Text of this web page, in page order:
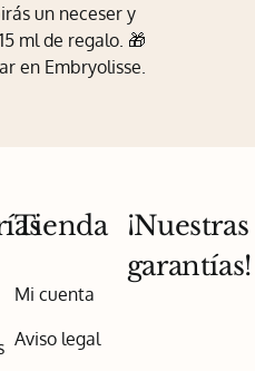
un neceser y
ml de regalo. 🎁
en Embryolisse.
Tienda
Mi cuenta
Aviso legal
¡Nuestras
garantías!